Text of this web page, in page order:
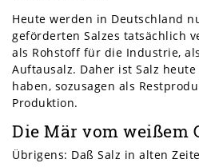
Heute werden in Deutschland
geförderten Salzes tatsächlich
als Rohstoff für die Industrie,
Auftausalz. Daher ist Salz
haben, sozusagen als
Produktion.
Die Mär vom weißem
Übrigens: Daß Salz in alten